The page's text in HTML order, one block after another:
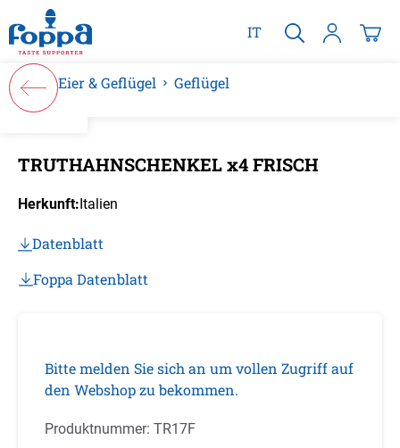
springen
IT
Eier & Geflügel Geflügel
TRUTHAHNSCHENKEL x4 FRISCH
Herkunft:Italien
Datenblatt
Foppa Datenblatt
Bitte melden Sie sich an um vollen Zugriff auf
den Webshop zu bekommen.
Produktnummer: TR17F